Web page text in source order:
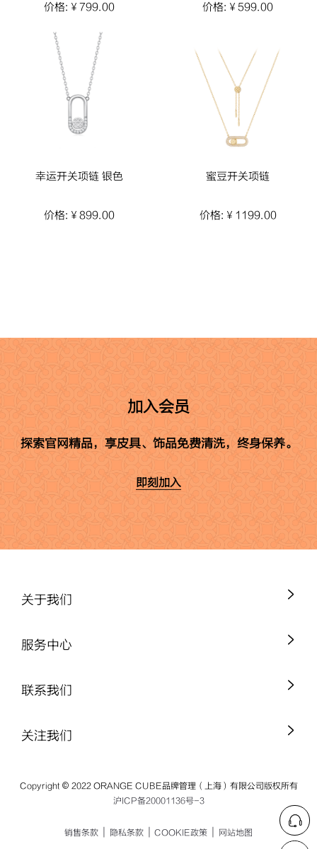
价格: ¥ 799.00 价格: ¥ 599.00
幸运开关项链 银色
价格: ¥ 899.00
蜜豆开关项链
价格: ¥ 1199.00
加入会员
探索官网精品，享皮具、饰品免费清洗，终身保养。
即刻加入
关于我们
服务中心
联系我们
关注我们
Copyright © 2022 ORANGE CUBE品牌管理（上海）有限公司版权所有
沪ICP备20001136号-3
销售条款 隐私条款 COOKIE政策 网站地图